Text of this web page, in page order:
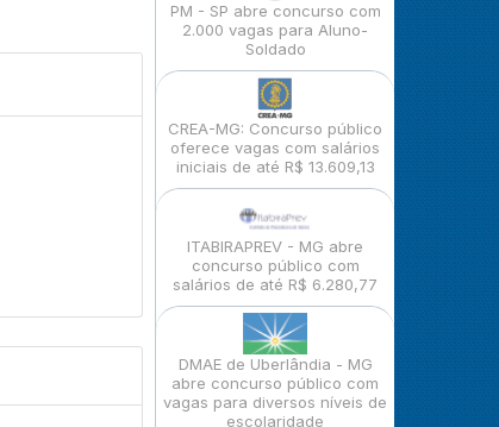
PM - SP abre concurso com
2.000 vagas para Aluno-
Soldado
CREA-MG: Concurso público
oferece vagas com salários
iniciais de até R$ 13.609,13
ITABIRAPREV - MG abre
concurso público com
salários de até R$ 6.280,77
DMAE de Uberlândia - MG
abre concurso público com
vagas para diversos níveis de
escolaridade